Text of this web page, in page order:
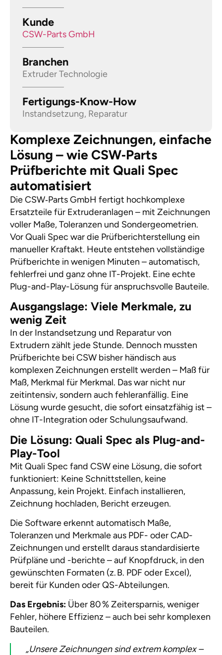
Kunde
CSW-Parts GmbH
Branchen
Extruder Technologie
Fertigungs-Know-How
Instandsetzung, Reparatur
Komplexe Zeichnungen, einfache
Lösung – wie CSW‑Parts
Prüfberichte mit Quali Spec
automatisiert
Die CSW‑Parts GmbH fertigt hochkomplexe
Ersatzteile für Extruderanlagen – mit Zeichnungen
voller Maße, Toleranzen und Sondergeometrien.
Vor Quali Spec war die Prüfberichterstellung ein
manueller Kraftakt. Heute entstehen vollständige
Prüfberichte in wenigen Minuten – automatisch,
fehlerfrei und ganz ohne IT-Projekt. Eine echte
Plug-and-Play-Lösung für anspruchsvolle Bauteile.
Ausgangslage: Viele Merkmale, zu
wenig Zeit
In der Instandsetzung und Reparatur von
Extrudern zählt jede Stunde. Dennoch mussten
Prüfberichte bei CSW bisher händisch aus
komplexen Zeichnungen erstellt werden – Maß für
Maß, Merkmal für Merkmal. Das war nicht nur
zeitintensiv, sondern auch fehleranfällig. Eine
Lösung wurde gesucht, die sofort einsatzfähig ist –
ohne IT-Integration oder Schulungsaufwand.
Die Lösung: Quali Spec als Plug-and-
Play-Tool
Mit Quali Spec fand CSW eine Lösung, die sofort
funktioniert: Keine Schnittstellen, keine
Anpassung, kein Projekt. Einfach installieren,
Zeichnung hochladen, Bericht erzeugen.
Die Software erkennt automatisch Maße,
Toleranzen und Merkmale aus PDF- oder CAD-
Zeichnungen und erstellt daraus standardisierte
Prüfpläne und -berichte – auf Knopfdruck, in den
gewünschten Formaten (z. B. PDF oder Excel),
bereit für Kunden oder QS-Abteilungen.
Das Ergebnis: Über 80 % Zeitersparnis, weniger
Fehler, höhere Effizienz – auch bei sehr komplexen
Bauteilen.
„Unsere Zeichnungen sind extrem komplex –